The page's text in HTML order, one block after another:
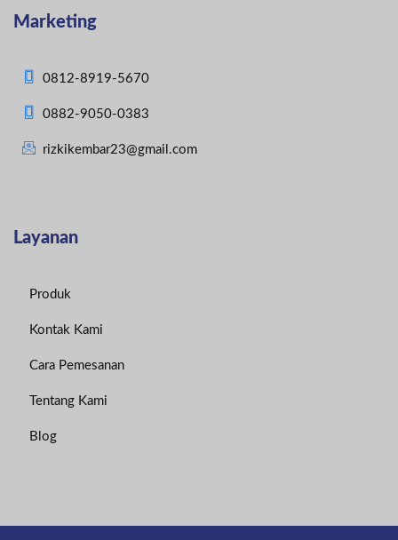
Marketing
0812-8919-5670
0882-9050-0383
rizkikembar23@gmail.com
Layanan
Produk
Kontak Kami
Cara Pemesanan
Tentang Kami
Blog